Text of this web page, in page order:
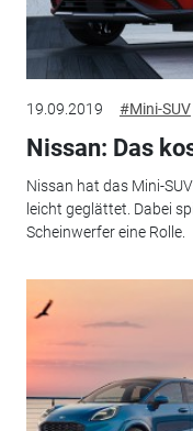
19.09.2019 #Mini-SUV
Nissan: Das
Nissan hat das Mini-
leicht geglättet. Dabei
Scheinwerfer eine Rolle.